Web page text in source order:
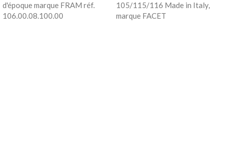
d'époque marque FRAM réf.
106.00.08.100.00
105/115/116 Made in Italy,
marque FACET